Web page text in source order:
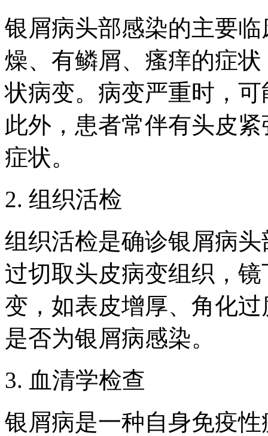
银屑病头部感染的主要
燥、有鳞屑、瘙痒的症
状病变。病变严重时，
此外，患者常伴有头皮
症状。
2. 组织活检
组织活检是确诊银屑病
过切取头皮病变组织，
变，如表皮增厚、角化
是否为银屑病感染。
3. 血清学检查
银屑病是一种自身免疫